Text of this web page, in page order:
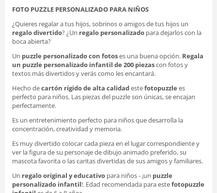
FOTO PUZZLE PERSONALIZADO PARA NIÑOS
¿Quieres regalar a tus hijos, sobrinos o amigos de tus hijos un
regalo divertido? ¿Un regalo personalizado para dejarlos con la
boca abierta?
Un puzzle personalizado con fotoses una buena opción. Regala
un puzzle personalizado infantil de 200 piezascon fotos y
textos más divertidos y verás como les encantará.
Hecho decartón rígido de alta calidadestefotopuzzle es
perfecto para niños. Las piezas del puzzle son únicas, se encajan
perfectamente.
Es un entretenimiento perfecto para niños que desarrolla la
concentración, creatividad y memoria.
Es muy divertido colocar cada pieza en el lugar correspondiente y
ver la figura de su personaje de dibujo animado preferido, su
mascota favorita o las caritas divertidas de sus amigos y familiares.
Un regalo original y educativo para niños - ¡un puzzle
personalizado infantil!. Edad recomendada para estefotopuzzle